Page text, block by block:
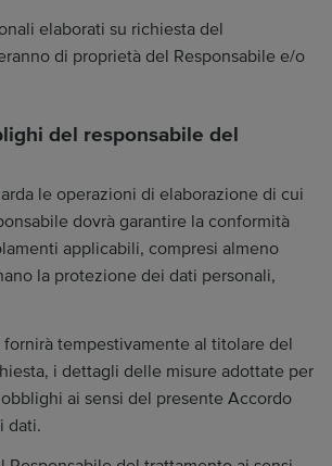
elaborati su richiesta del
di proprietà del Responsabile e/o
del responsabile del
le operazioni di elaborazione di cui
dovrà garantire la conformità
applicabili, compresi almeno
la protezione dei dati personali,
tempestivamente al titolare del
i dettagli delle misure adottate per
ai sensi del presente Accordo
dati.